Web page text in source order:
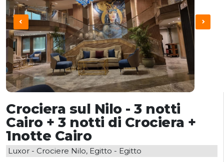
Crociera sul Nilo - 3 notti
Cairo + 3 notti di Crociera +
1notte Cairo
Luxor - Crociere Nilo, Egitto - Egitto